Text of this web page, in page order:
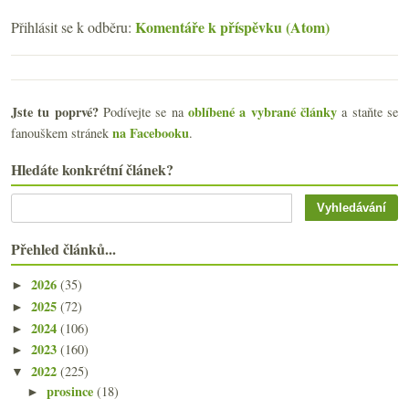
Přihlásit se k odběru: Komentáře k příspěvku (Atom)
Jste tu poprvé?Podívejte se naoblíbené a vybrané články a staňte se
fanouškem stránek na Facebooku.
Hledáte konkrétní článek?
Přehled článků...
► 2026 (35)
► 2025 (72)
► 2024 (106)
► 2023 (160)
▼ 2022 (225)
►prosince(18)